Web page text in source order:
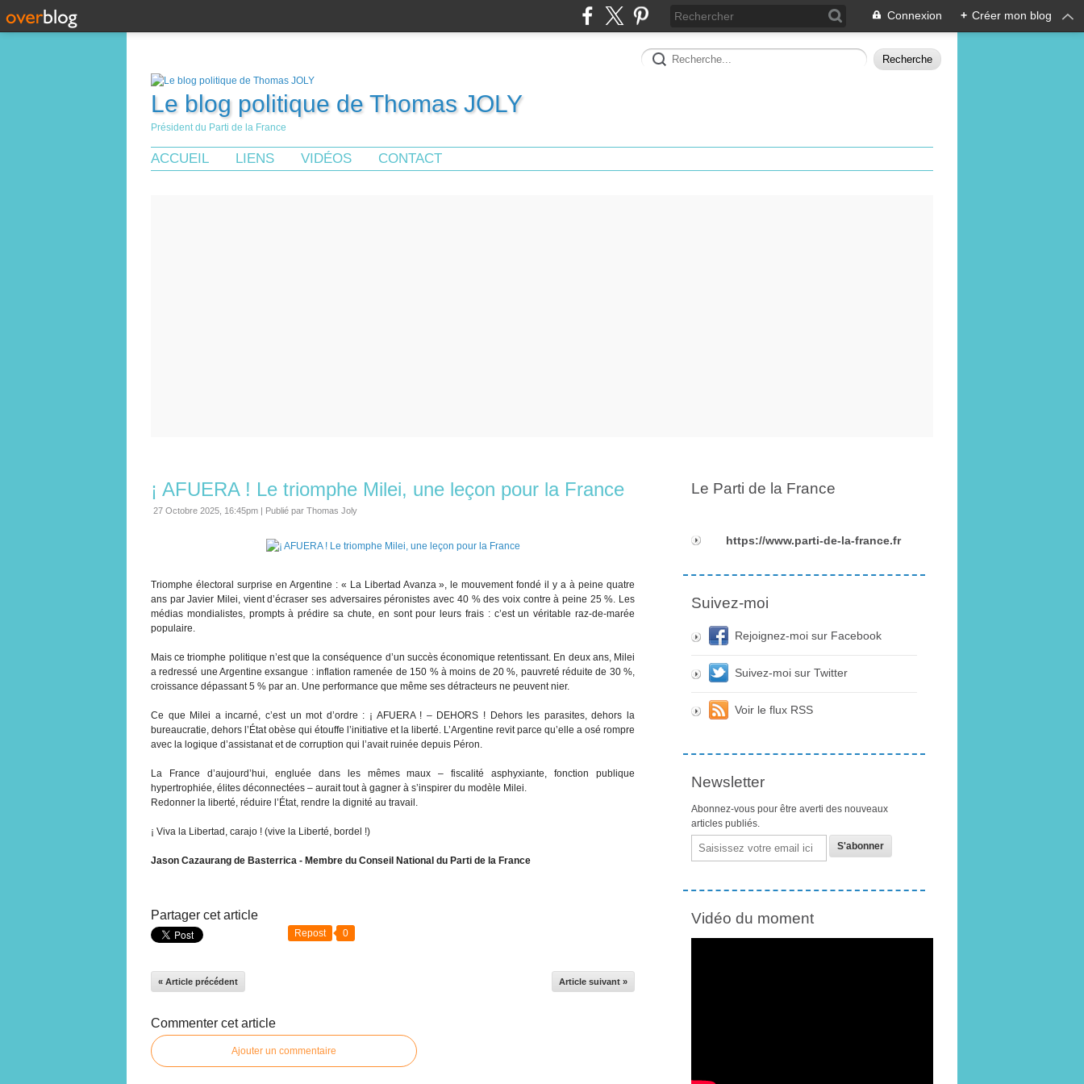
Connexion + Créer mon blog
Le blog politique de Thomas JOLY
Président du Parti de la France
ACCUEIL LIENS VIDÉOS CONTACT
¡ AFUERA ! Le triomphe Milei, une leçon pour la France
27 Octobre 2025, 16:45pm | Publié par Thomas Joly
Triomphe électoral surprise en Argentine : « La Libertad Avanza », le mouvement fondé il y a à peine quatre
ans par Javier Milei, vient d’écraser ses adversaires péronistes avec 40 % des voix contre à peine 25 %. Les
médias mondialistes, prompts à prédire sa chute, en sont pour leurs frais : c’est un véritable raz-de-marée
populaire.
Mais ce triomphe politique n’est que la conséquence d’un succès économique retentissant. En deux ans, Milei
a redressé une Argentine exsangue : inflation ramenée de 150 % à moins de 20 %, pauvreté réduite de 30 %,
croissance dépassant 5 % par an. Une performance que même ses détracteurs ne peuvent nier.
Ce que Milei a incarné, c’est un mot d’ordre : ¡ AFUERA ! – DEHORS ! Dehors les parasites, dehors la
bureaucratie, dehors l’État obèse qui étouffe l’initiative et la liberté. L’Argentine revit parce qu’elle a osé rompre
avec la logique d’assistanat et de corruption qui l’avait ruinée depuis Péron.
La France d’aujourd’hui, engluée dans les mêmes maux – fiscalité asphyxiante, fonction publique
hypertrophiée, élites déconnectées – aurait tout à gagner à s’inspirer du modèle Milei.
Redonner la liberté, réduire l’État, rendre la dignité au travail.
¡ Viva la Libertad, carajo ! (vive la Liberté, bordel !)
Jason Cazaurang de Basterrica - Membre du Conseil National du Parti de la France
Partager cet article
Repost 0
« Article précédent Article suivant »
Commenter cet article
Ajouter un commentaire
Le Parti de la France
https://www.parti-de-la-france.fr
Suivez-moi
Rejoignez-moi sur Facebook
Suivez-moi sur Twitter
Voir le flux RSS
Newsletter
Abonnez-vous pour être averti des nouveaux
articles publiés.
Email
Vidéo du moment